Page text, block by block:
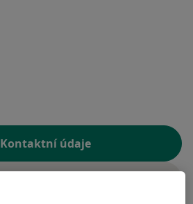
Kontaktní údaje